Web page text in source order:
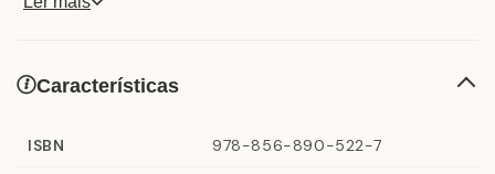
descritas nas missivas de Buffett, principal acionista e
empresarial Berkshire Hathaway. Considerado o mais
bem-sucedido investidor do século XX, e um oráculo
Características
ISBN 978-856-890-522-7